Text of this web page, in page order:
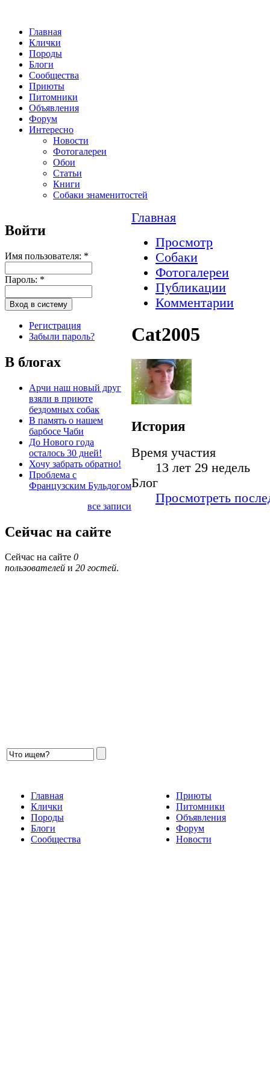
Главная
Клички
Породы
Блоги
Сообщества
Приюты
Питомники
Объявления
Форум
Интересно
Новости
Фотогалереи
Обои
Статьи
Книги
Собаки знаменитостей
Войти
Имя пользователя: *
Пароль: *
Регистрация
Забыли пароль?
В блогах
Арчи наш новый друг
взяли в приюте
бездомных собак
В память о нашем
барбосе Чаби
До Нового года
осталось 30 дней!
Хочу забрать обратно!
Проблема с
Французским Бульдогом
все записи
Сейчас на сайте
Сейчас на сайте 0
пользователей и 20 гостей.
Главная
Просмотр
Собаки
Фотогалереи
Публикации
Комментарии
Cat2005
История
Время участия
13 лет 29 недель
Блог
Просмотреть
Главная
Клички
Породы
Блоги
Сообщества
Приюты
Питомники
Объявления
Форум
Новости